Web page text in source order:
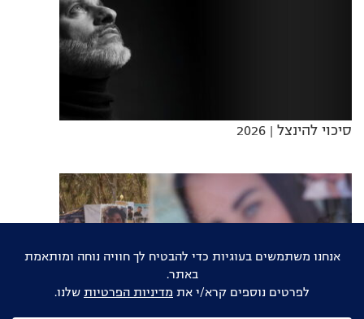
סיכוי להינצל | 2026